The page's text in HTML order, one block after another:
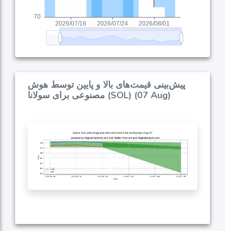
پیش‌بینی قیمت‌های بالا و پایین توسط هوش
مصنوعی برای سولانا (SOL) (07 Aug)